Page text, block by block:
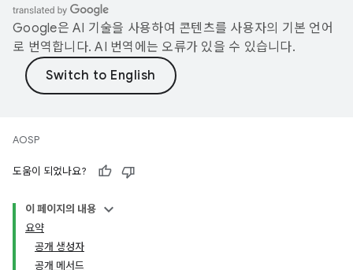
Google은 AI 기술을 사용하여 콘텐츠를 사용자의 기본 언어
로 번역합니다. AI 번역에는 오류가 있을 수 있습니다.
AOSP
도움이 되었나요?
이 페이지의 내용
요약
공개 생성자
공개 메서드